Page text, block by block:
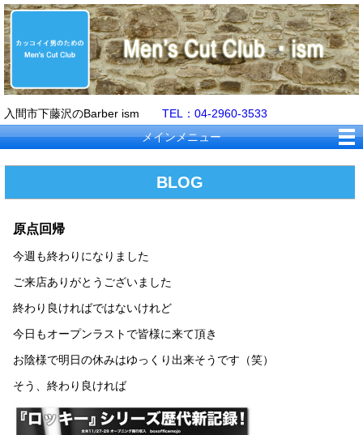
入間市下藤沢のBarber ism TEL：04-2960-3533
メインメニュー
BLOG
原点回帰
今週も終わりになりました
ご来店ありがとうございました
終わり良ければではないけれど
今日もオープンラストで皆様に来て頂き
お陰様で明日の休みはゆっくり出来そうです（笑）
そう、終わり良ければ